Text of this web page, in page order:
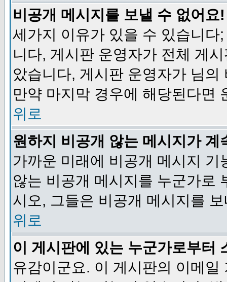
비공개 메시지를 보낼 수 없어요!
세가지 이유가 있을 수 있습니
니다, 게시판 운영자가 전체 게
았습니다, 게시판 운영자가 님
만약 마지막 경우에 해당된다면
위로
원하지 비공개 않는 메시지가 계
가까운 미래에 비공개 메시지
않는 비공개 메시지를 누군가로
시오, 그들은 비공개 메시지를
위로
이 게시판에 있는 누군가로부터
유감이군요. 이 게시판의 이메